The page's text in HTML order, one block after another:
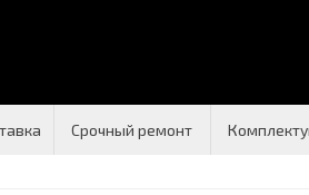
Срочный ремонт